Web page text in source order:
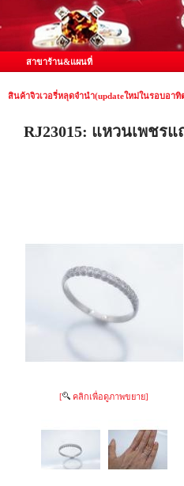
สาขาร้าน&แผนที่
สินค้าจิวเวอรี่หลุดจำนำ(updateใหม่ในรอบอาทิ
RJ23015: แหวนเพชร
[ คลิกเพื่อดูภาพขยาย]